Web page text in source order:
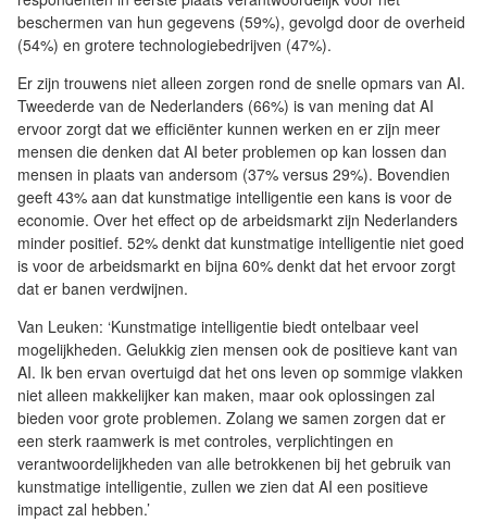
beschermen van hun gegevens (59%), gevolgd door de overheid
(54%) en grotere technologiebedrijven (47%).
Er zijn trouwens niet alleen zorgen rond de snelle opmars van AI.
Tweederde van de Nederlanders (66%) is van mening dat AI
ervoor zorgt dat we efficiënter kunnen werken en er zijn meer
mensen die denken dat AI beter problemen op kan lossen dan
mensen in plaats van andersom (37% versus 29%). Bovendien
geeft 43% aan dat kunstmatige intelligentie een kans is voor de
economie. Over het effect op de arbeidsmarkt zijn Nederlanders
minder positief. 52% denkt dat kunstmatige intelligentie niet goed
is voor de arbeidsmarkt en bijna 60% denkt dat het ervoor zorgt
dat er banen verdwijnen.
Van Leuken: ‘Kunstmatige intelligentie biedt ontelbaar veel
mogelijkheden. Gelukkig zien mensen ook de positieve kant van
AI. Ik ben ervan overtuigd dat het ons leven op sommige vlakken
niet alleen makkelijker kan maken, maar ook oplossingen zal
bieden voor grote problemen. Zolang we samen zorgen dat er
een sterk raamwerk is met controles, verplichtingen en
verantwoordelijkheden van alle betrokkenen bij het gebruik van
kunstmatige intelligentie, zullen we zien dat AI een positieve
impact zal hebben.’